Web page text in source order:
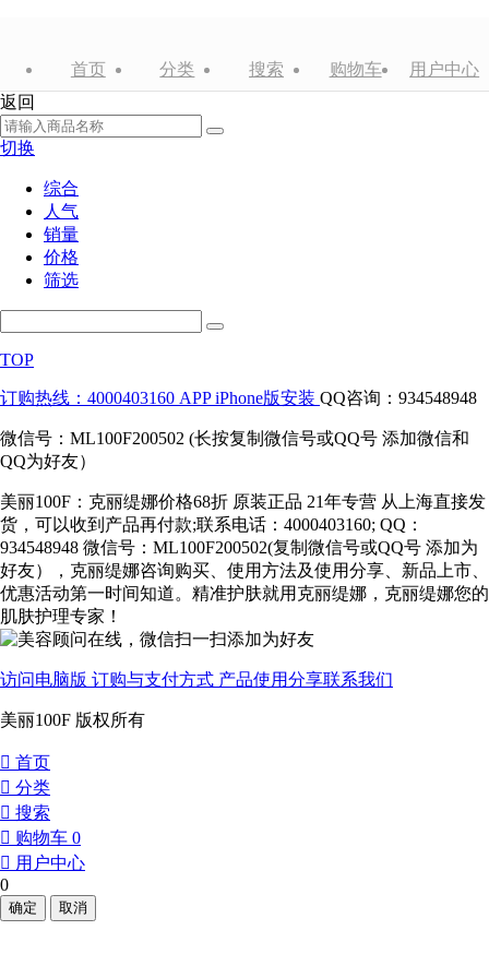
首页 分类 搜索 购物车
用户中心
返回
切换
综合
人气
销量
价格
筛选
TOP
订购热线：4000403160 APP iPhone版安装 QQ咨询：934548948
微信号：ML100F200502 (长按复制微信号或QQ号 添加微信和
QQ为好友）
美丽100F：克丽缇娜价格68折 原装正品 21年专营 从上海直接发
货，可以收到产品再付款;联系电话：4000403160; QQ：
934548948 微信号：ML100F200502(复制微信号或QQ号 添加为
好友），克丽缇娜咨询购买、使用方法及使用分享、新品上市、
优惠活动第一时间知道。精准护肤就用克丽缇娜，克丽缇娜您的
肌肤护理专家！
访问电脑版 订购与支付方式 产品使用分享联系我们
美丽100F 版权所有
󰀁 首页
󰀂 分类
󰀃 搜索
󰀄 购物车 0
󰀅 用户中心
0
确定 取消